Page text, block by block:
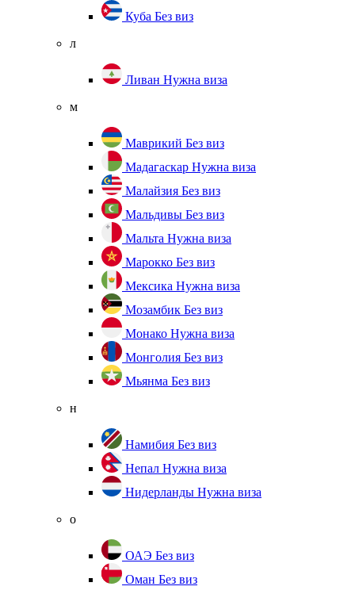
Куба Без виз
л
Ливан Нужна виза
м
Маврикий Без виз
Мадагаскар Нужна виза
Малайзия Без виз
Мальдивы Без виз
Мальта Нужна виза
Марокко Без виз
Мексика Нужна виза
Мозамбик Без виз
Монако Нужна виза
Монголия Без виз
Мьянма Без виз
н
Намибия Без виз
Непал Нужна виза
Нидерланды Нужна виза
о
ОАЭ Без виз
Оман Без виз